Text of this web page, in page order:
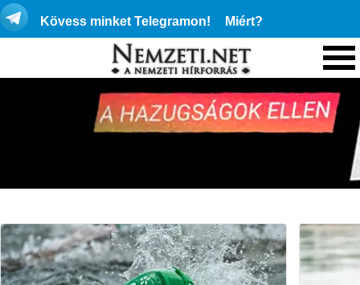
Kövess minket Telegramon! Miért?